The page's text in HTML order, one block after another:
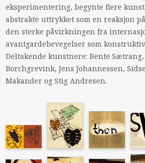
eksperimentering, begynte flere
abstrakte uttrykket som en reaksjon
den sterke påvirkningen fra
avantgardebevegelser som
Deltakende kunstnere: Bente
Borchgrevink, Jens Johannessen,
Makander og Stig Andresen.